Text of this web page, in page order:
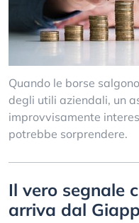
Quando le borse
degli utili aziendali, un
improvvisamente
potrebbe sorprendere.
Il vero segnale
arriva dal